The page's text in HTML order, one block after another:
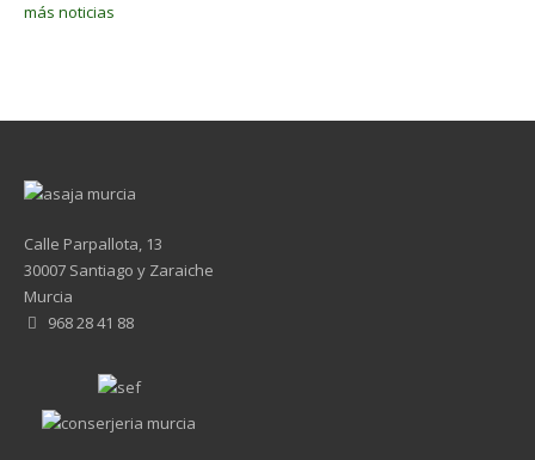
más noticias
Calle Parpallota, 13
30007 Santiago y Zaraiche
Murcia
968 28 41 88